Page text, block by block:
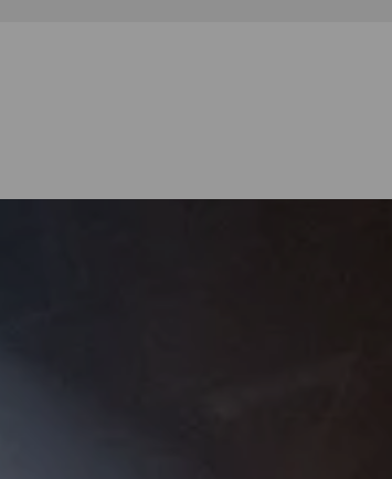
Elfriede Jelineks Schreiben
noch weitermachen, im